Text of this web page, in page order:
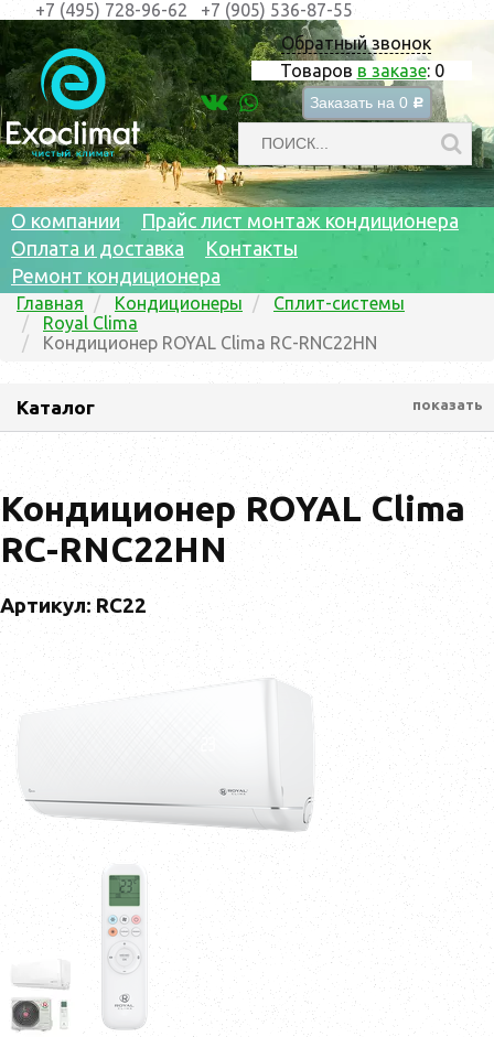
Обратный звонок
Товаров в заказе: 0
Заказать на 0 c
+7 (495) 728-96-62 +7 (905) 536-87-55
О компании
Прайс лист монтаж кондиционера
Оплата и доставка
Контакты
Ремонт кондиционера
Главная Кондиционеры
Сплит-системы
Royal Clima
Кондиционер ROYAL Clima RC-RNC22HN
Каталог показать
Кондиционер ROYAL Clima
RC-RNC22HN
Артикул: RC22